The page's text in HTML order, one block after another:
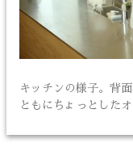
キッチンの様子。背
ともにちょっとした